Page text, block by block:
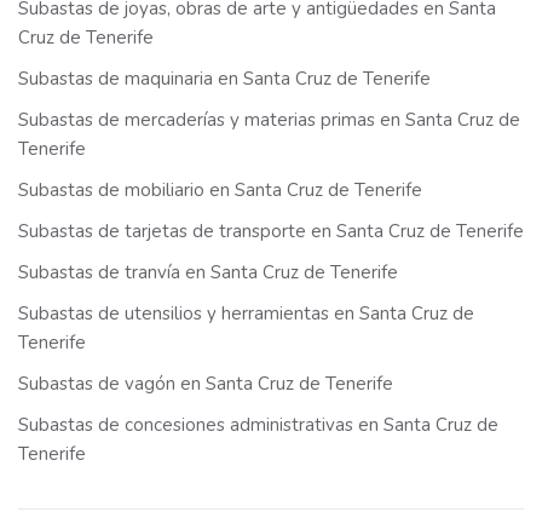
Subastas de joyas, obras de arte y antigüedades en Santa
Cruz de Tenerife
Subastas de maquinaria en Santa Cruz de Tenerife
Subastas de mercaderías y materias primas en Santa Cruz de
Tenerife
Subastas de mobiliario en Santa Cruz de Tenerife
Subastas de tarjetas de transporte en Santa Cruz de Tenerife
Subastas de tranvía en Santa Cruz de Tenerife
Subastas de utensilios y herramientas en Santa Cruz de
Tenerife
Subastas de vagón en Santa Cruz de Tenerife
Subastas de concesiones administrativas en Santa Cruz de
Tenerife